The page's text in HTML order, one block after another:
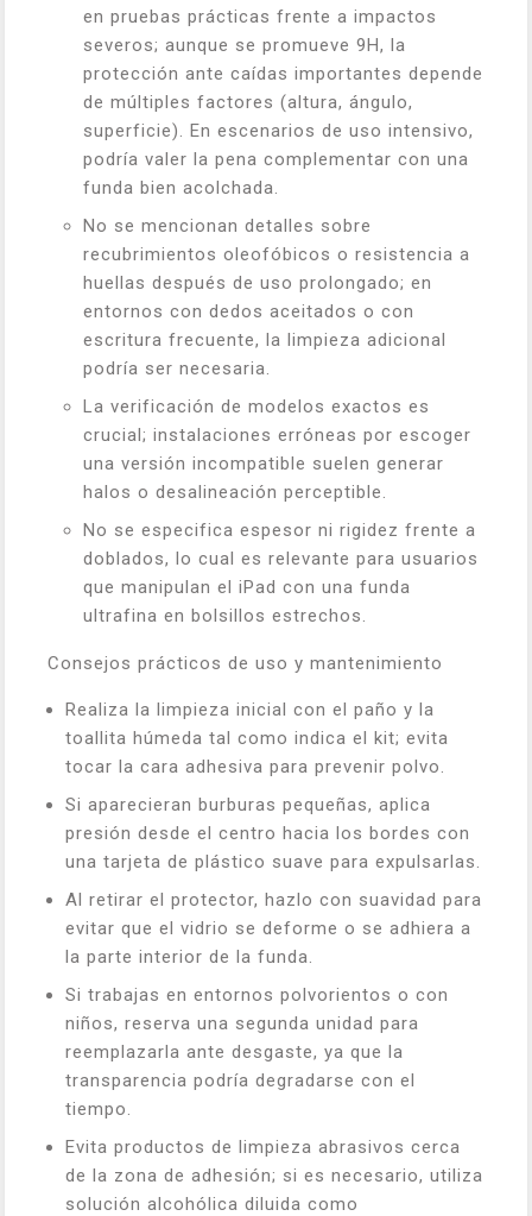
en pruebas prácticas frente a impactos
severos; aunque se promueve 9H, la
protección ante caídas importantes depende
de múltiples factores (altura, ángulo,
superficie). En escenarios de uso intensivo,
podría valer la pena complementar con una
funda bien acolchada.
No se mencionan detalles sobre
recubrimientos oleofóbicos o resistencia a
huellas después de uso prolongado; en
entornos con dedos aceitados o con
escritura frecuente, la limpieza adicional
podría ser necesaria.
La verificación de modelos exactos es
crucial; instalaciones erróneas por escoger
una versión incompatible suelen generar
halos o desalineación perceptible.
No se especifica espesor ni rigidez frente a
doblados, lo cual es relevante para usuarios
que manipulan el iPad con una funda
ultrafina en bolsillos estrechos.
Consejos prácticos de uso y mantenimiento
Realiza la limpieza inicial con el paño y la
toallita húmeda tal como indica el kit; evita
tocar la cara adhesiva para prevenir polvo.
Si aparecieran burburas pequeñas, aplica
presión desde el centro hacia los bordes con
una tarjeta de plástico suave para expulsarlas.
Al retirar el protector, hazlo con suavidad para
evitar que el vidrio se deforme o se adhiera a
la parte interior de la funda.
Si trabajas en entornos polvorientos o con
niños, reserva una segunda unidad para
reemplazarla ante desgaste, ya que la
transparencia podría degradarse con el
tiempo.
Evita productos de limpieza abrasivos cerca
de la zona de adhesión; si es necesario, utiliza
solución alcohólica diluida como